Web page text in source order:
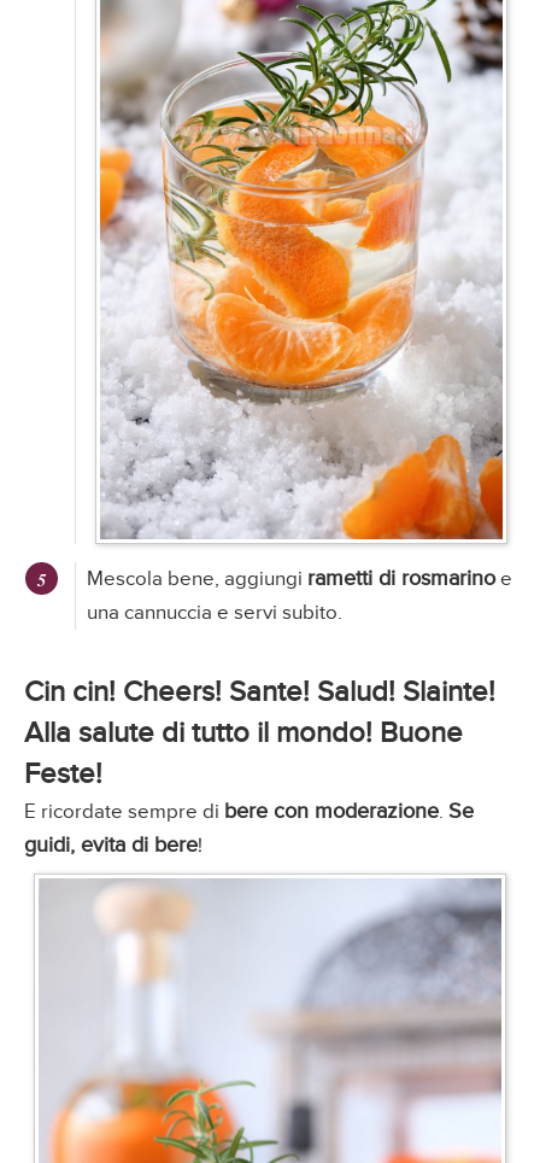
Mescola bene, aggiungi rametti di rosmarinoe
una cannuccia e servi subito.
Cin cin! Cheers! Sante! Salud! Slainte!
Alla salute di tutto il mondo! Buone
Feste!
E ricordate sempre di bere con moderazione. Se
guidi, evita di bere!